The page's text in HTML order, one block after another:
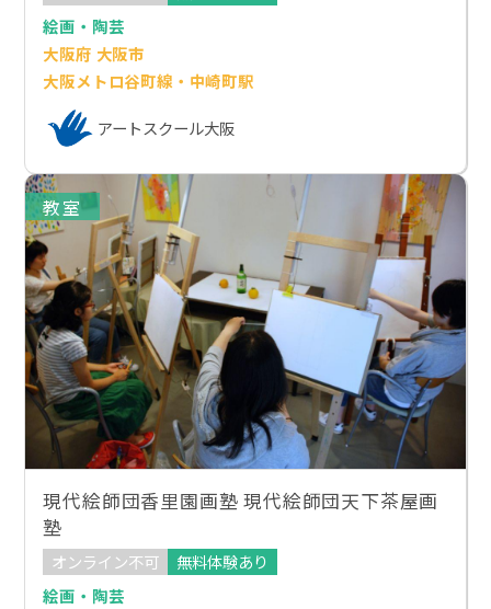
絵画・陶芸
大阪府 大阪市
大阪メトロ谷町線・中崎町駅
アートスクール大阪
教室
現代絵師団香里園画塾 現代絵師団天下茶屋画
塾
オンライン不可
無料体験あり
絵画・陶芸